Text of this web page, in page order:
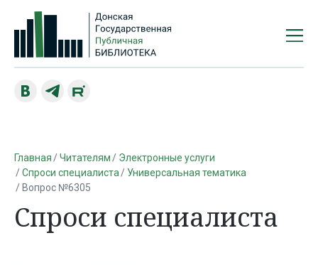
Главная Читателям
Электронные услуги
Спроси специалиста
Универсальная тематика
Вопрос №6305
Спроси специалиста